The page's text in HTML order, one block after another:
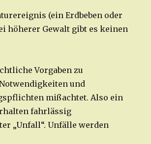
(ein Erdbeben oder
höherer Gewalt gibt es keinen
Vorgaben zu
und
mißachtet. Also ein
fahrlässig
„Unfall“. Unfälle werden